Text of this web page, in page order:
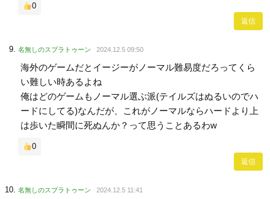
0
返信
名無しのスプラトゥーン 2024.12.5 09:50
海外のゲームだとイージーがノーマル難易度だろってくら
い難しい時あるよね
俺はどのゲームもノーマル選ぶ派(テイルズはぬるいのでハ
ードにしてる)なんだが、これがノーマルならハードより上
は歩いた瞬間に死ぬんか？って思うことあるわw
0
返信
名無しのスプラトゥーン 2024.12.5 11:41